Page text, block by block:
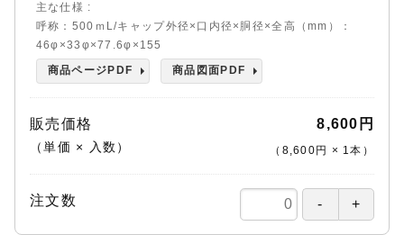
主な仕様
呼称：500ｍL/キャップ外径×口内径×胴径×全高（mm）：
46φ×33φ×77.6φ×155
商品ページPDF
商品図面PDF
販売価格
（単価 × 入数）
8,600円
（ 8,600円 × 1本 ）
注文数